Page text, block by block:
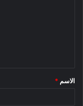
*
الاسم *